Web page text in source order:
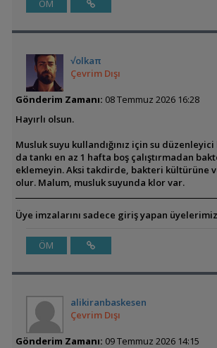
ÖM
√olkaπ
Çevrim Dışı
Gönderim Zamanı: 08 Temmuz 2026 16:28
Hayırlı olsun.
Musluk suyu kullandığınız için su
da tankı en az 1 hafta boş çalıştırmadan
eklemeyin. Aksi takdirde, bakteri kültürüne
olur. Malum, musluk suyunda klor var.
Üye imzalarını sadece giriş yapan
ÖM
alikiranbaskesen
Çevrim Dışı
Gönderim Zamanı: 09 Temmuz 2026 14:15